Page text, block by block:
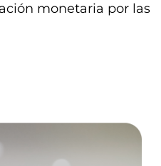
monetaria por las